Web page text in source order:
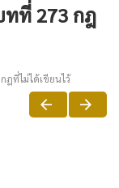
ที่ 273 กฎ
ฎที่ไม่ได้เขียนไว้